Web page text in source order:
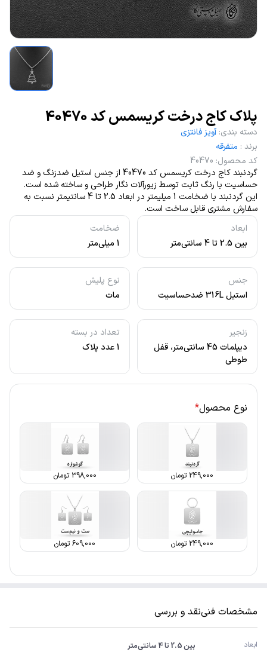
پلاک کاج درخت کریسمس کد 40470
ابعاد
بین 2.5 تا 4 سانتی‌متر
ضخامت
1 میلی‌متر
جنس
استیل 316L ضدحساسیت
نوع پلیش
مات
زنجیر
دیپلمات 45 سانتی‌متر، قفل
طوطی
تعداد در بسته
1 عدد پلاک
دسته بندی: آویز فانتزی
برند : متفرقه
کد محصول:
40470
گردنبند کاج درخت کریسمس کد 40470 از جنس استیل ضدزنگ و ضد
حساسیت با رنگ ثابت توسط زیورآلات نگار طراحی و ساخته شده است.
این گردنبند با ضخامت 1 میلیمتر در ابعاد 2.5 تا 4 سانتیمتر نسبت به
سفارش مشتری قابل ساخت است.
نوع محصول*
249,000 تومان 398,000 تومان
249,000 تومان 609,000تومان
مشخصات فنینقد و بررسی
ابعاد بین 2.5 تا 4 سانتی‌متر